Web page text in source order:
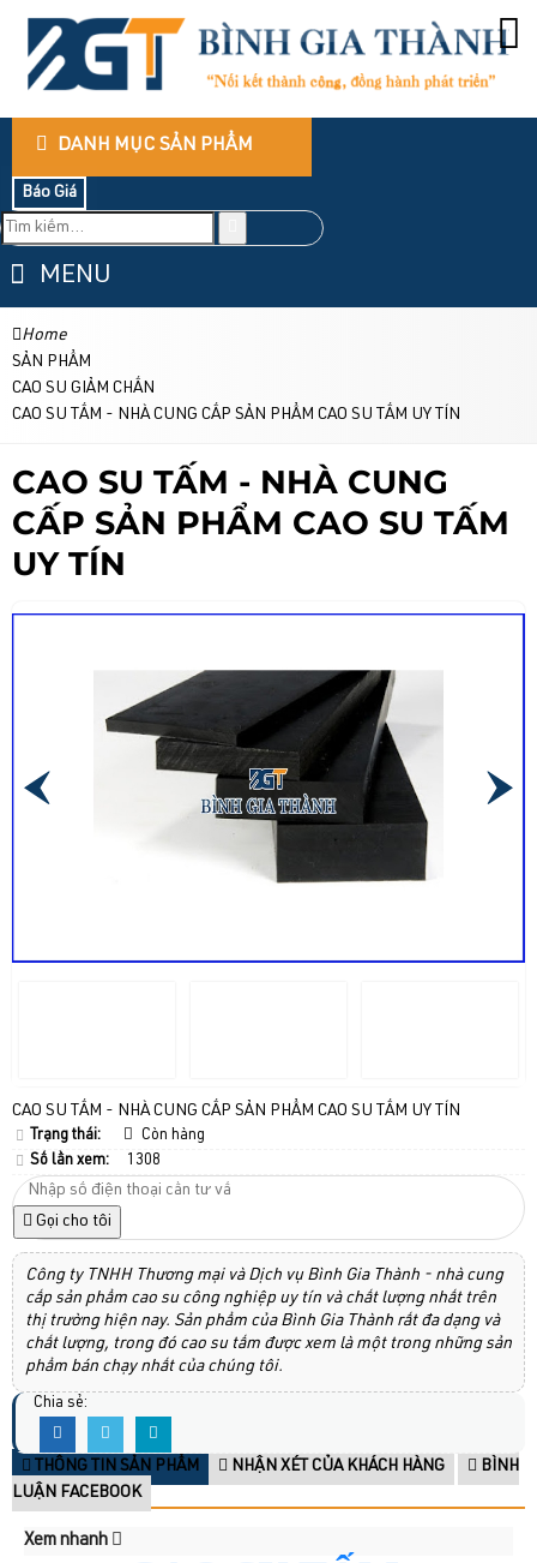
DANH MỤC SẢN PHẨM
Báo Giá
MENU
Home
SẢN PHẨM
CAO SU GIẢM CHẤN
CAO SU TẤM - NHÀ CUNG CẤP SẢN PHẨM CAO SU TẤM UY TÍN
CAO SU TẤM - NHÀ CUNG
CẤP SẢN PHẨM CAO SU TẤM
UY TÍN
CAO SU TẤM - NHÀ CUNG CẤP SẢN PHẨM CAO SU TẤM UY TÍN
Trạng thái:
Còn hàng
Số lần xem:
1308
Gọi cho tôi
Công ty TNHH Thương mại và Dịch vụ Bình Gia Thành - nhà cung
cấp sản phẩm cao su công nghiệp uy tín và chất lượng nhất trên
thị trường hiện nay. Sản phẩm của Bình Gia Thành rất đa dạng và
chất lượng, trong đó cao su tấm được xem là một trong những sản
phẩm bán chạy nhất của chúng tôi.
Chia sẻ:
THÔNG TIN SẢN PHẨM NHẬN XÉT CỦA KHÁCH HÀNG
BÌNH
LUẬN FACEBOOK
Xem nhanh